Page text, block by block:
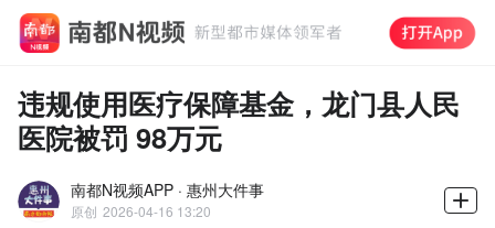
违规使用医疗保障基金，龙门县人民
医院被罚 98万元
南都N视频APP · 惠州大件事
原创 2026-04-16 13:20